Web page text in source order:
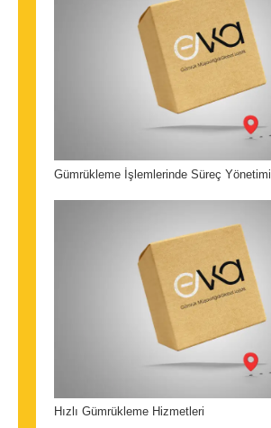
Gümrükleme İşlemlerinde Süreç Yönetimi
Hızlı Gümrükleme Hizmetleri